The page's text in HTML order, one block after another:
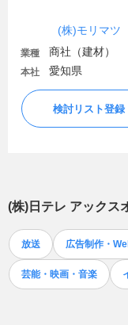
(株)モリマツ
業種 商社（建材）
本社 愛知県
検討リスト登録
(株)日テレ アックス
放送 広告制作・
芸能・映画・音楽